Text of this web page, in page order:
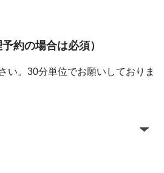
約の場合は必須）
い。30分単位でお願いしておりま